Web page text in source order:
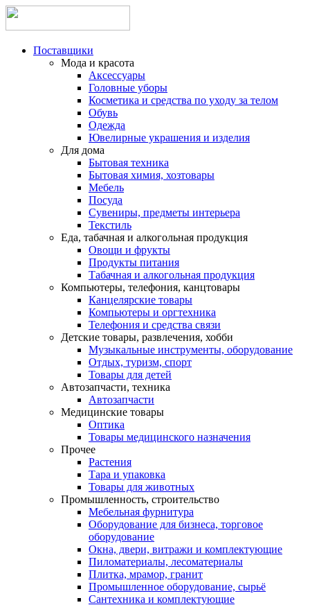
Поставщики
Мода и красота
Аксессуары
Головные уборы
Косметика и средства по уходу за телом
Обувь
Одежда
Ювелирные украшения и изделия
Для дома
Бытовая техника
Бытовая химия, хозтовары
Мебель
Посуда
Сувениры, предметы интерьера
Текстиль
Еда, табачная и алкогольная продукция
Овощи и фрукты
Продукты питания
Табачная и алкогольная продукция
Компьютеры, телефония, канцтовары
Канцелярские товары
Компьютеры и оргтехника
Телефония и средства связи
Детские товары, развлечения, хобби
Музыкальные инструменты, оборудование
Отдых, туризм, спорт
Товары для детей
Автозапчасти, техника
Автозапчасти
Медицинские товары
Оптика
Товары медицинского назначения
Прочее
Растения
Тара и упаковка
Товары для животных
Промышленность, строительство
Мебельная фурнитура
Оборудование для бизнеса, торговое
оборудование
Окна, двери, витражи и комплектующие
Пиломатериалы, лесоматериалы
Плитка, мрамор, гранит
Промышленное оборудование, сырьё
Сантехника и комплектующие